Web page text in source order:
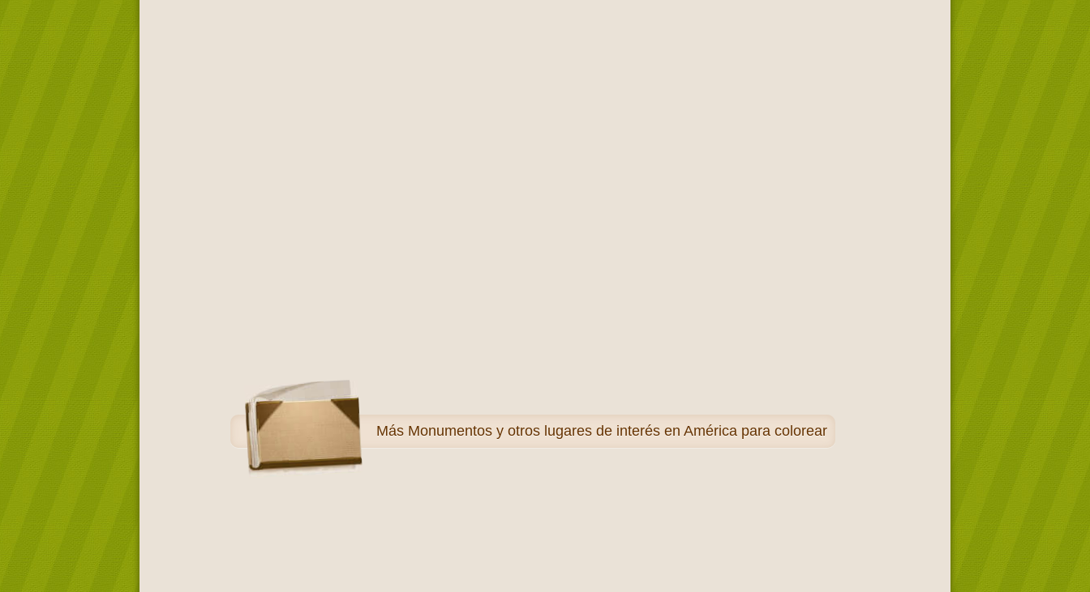
Más Monumentos y otros lugares de interés en América para colorear